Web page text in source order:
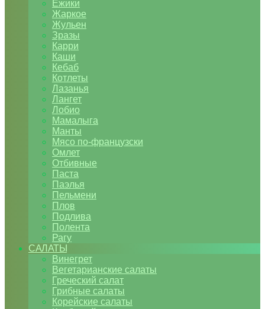
Ежики
Жаркое
Жульен
Зразы
Карри
Каши
Кебаб
Котлеты
Лазанья
Лангет
Лобио
Мамалыга
Манты
Мясо по-французски
Омлет
Отбивные
Паста
Паэлья
Пельмени
Плов
Подлива
Полента
Рагу
САЛАТЫ
Винегрет
Вегетарианские салаты
Греческий салат
Грибные салаты
Корейские салаты